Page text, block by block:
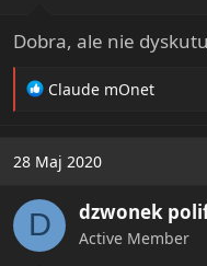
Dobra, ale nie
R
t
o
n
s
Claude mOnet
28 Maj 2020
D dzwonek
Active Member